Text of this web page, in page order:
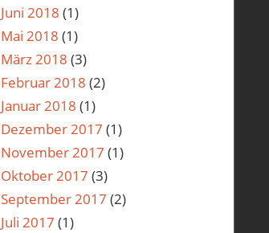
Juni 2018 (1)
Mai 2018 (1)
März 2018 (3)
Februar 2018 (2)
Januar 2018 (1)
Dezember 2017 (1)
November 2017 (1)
Oktober 2017 (3)
September 2017 (2)
Juli 2017 (1)